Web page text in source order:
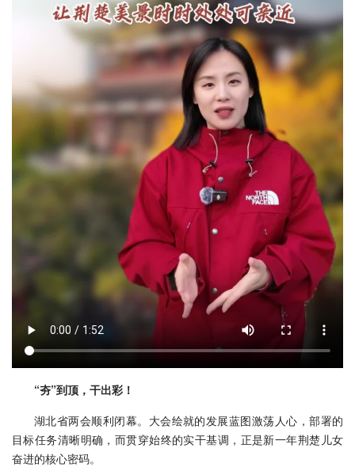
“夯”到顶，干出彩！
湖北省两会顺利闭幕。大会绘就的发展蓝图激荡人心，部署的
目标任务清晰明确，而贯穿始终的实干基调，正是新一年荆楚儿女
奋进的核心密码。